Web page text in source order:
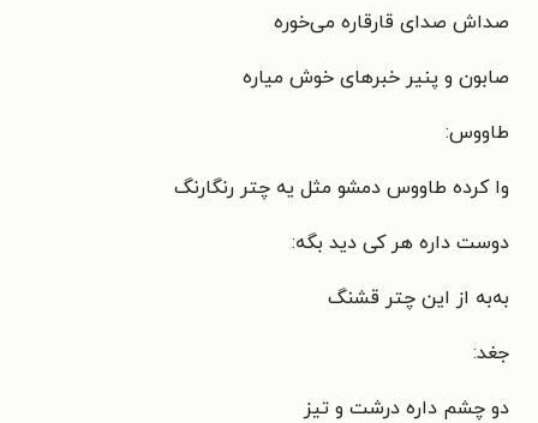
صداش صدای قارقاره می‌خوره
صابون و پنیر خبرهای خوش میاره
طاووس:
وا کرده طاووس دمشو مثل یه چتر رنگارنگ
دوست داره هر کی دید بگه:
به‌به از این چتر قشنگ
جغد:
دو چشم داره درشت و تیز